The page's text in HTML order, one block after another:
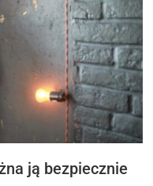
ją bezpiecznie